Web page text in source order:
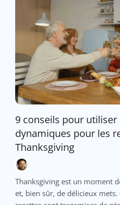
9 conseils pour utiliser
dynamiques pour les
Thanksgiving
Thanksgiving est un moment
et, bien sûr, de délicieux